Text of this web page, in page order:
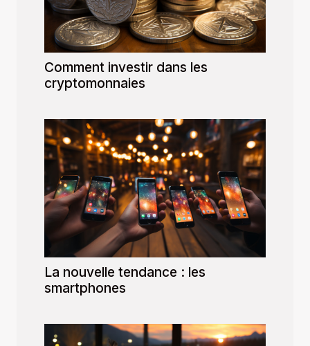
Comment investir dans les
cryptomonnaies
La nouvelle tendance : les
smartphones